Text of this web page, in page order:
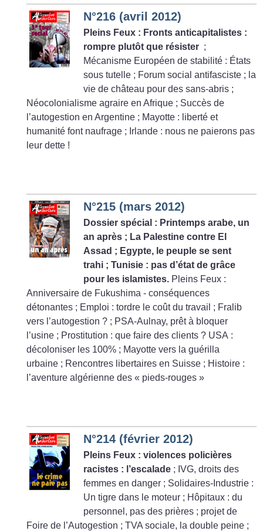
N°216 (avril 2012)
Pleins Feux : Fronts anticapitalistes :
rompre plutôt que résister ;
Mécanisme Européen de stabilité : États
sous tutelle ; Forum social antifasciste ; la
vie de château pour des sans-abris ;
Néocolonialisme agraire en Afrique ; Succès de
l’autogestion en Argentine ; Mayotte : liberté et
humanité font naufrage ; Irlande : nous ne paierons pas
leur dette !
N°215 (mars 2012)
Dossier spécial : Printemps arabe, un
an après ; La Palestine contre El
Assad ; Egypte, le peuple se sent
trahi ; Tunisie : pas d’état de grâce
pour les islamistes. Pleins Feux :
Anniversaire de Fukushima - conséquences
détonantes ; Emploi : tordre le coût du travail ; Fralib
vers l’autogestion ? ; PSA-Aulnay, prêt à bloquer
l’usine ; Prostitution : que faire des clients ? USA :
décoloniser les 100% ; Mayotte vers la guérilla
urbaine ; Rencontres libertaires en Suisse ; Histoire :
l’aventure algérienne des « pieds-rouges »
N°214 (février 2012)
Pleins Feux : violences policières
racistes : l’escalade ; IVG, droits des
femmes en danger ; Solidaires-Industrie :
Un tigre dans le moteur ; Hôpitaux : du
personnel, pas des prières ; projet de
Foire de l’Autogestion ; TVA sociale, la double peine ;